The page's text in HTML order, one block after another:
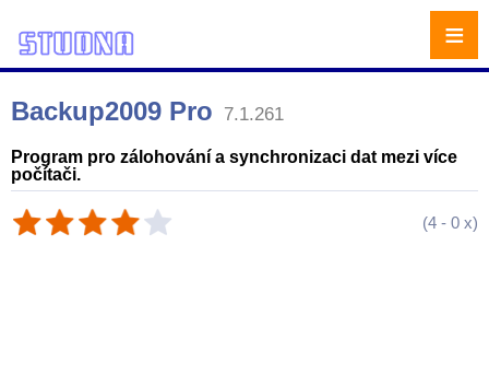
Backup2009 Pro 7.1.261
Program pro zálohování a synchronizaci dat mezi více
počítači.
(4 - 0 x)
≡